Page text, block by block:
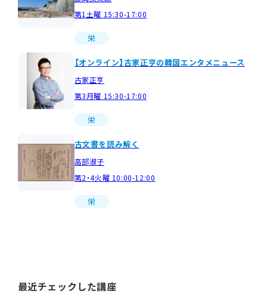
第1土曜 15:30-17:00
栄
【オンライン】古家正亨の韓国エンタメニュース
古家正亨
第3月曜 15:30-17:00
栄
古文書を読み解く
高部淑子
第2・4火曜 10:00-12:00
栄
最近チェックした講座